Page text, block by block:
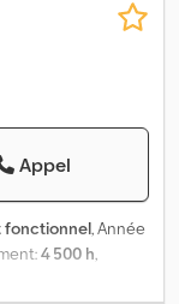
Appel
fonctionnel, Année
4 500 h,